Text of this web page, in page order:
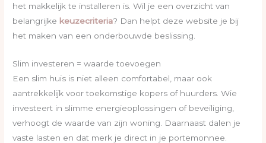
het makkelijk te installeren is. Wil je een overzicht van
belangrijke keuzecriteria? Dan helpt deze website je bij
het maken van een onderbouwde beslissing.
Slim investeren = waarde toevoegen
Een slim huis is niet alleen comfortabel, maar ook
aantrekkelijk voor toekomstige kopers of huurders. Wie
investeert in slimme energieoplossingen of beveiliging,
verhoogt de waarde van zijn woning. Daarnaast dalen je
vaste lasten en dat merk je direct in je portemonnee.